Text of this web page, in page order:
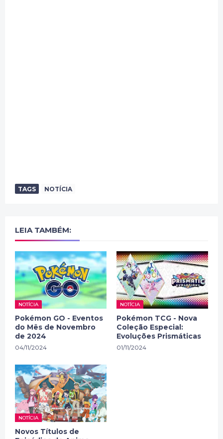
TAGS NOTÍCIA
LEIA TAMBÉM:
NOTÍCIA
Pokémon GO - Eventos
do Mês de Novembro
de 2024
04/11/2024
NOTÍCIA
Pokémon TCG - Nova
Coleção Especial:
Evoluções Prismáticas
01/11/2024
NOTÍCIA
Novos Títulos de